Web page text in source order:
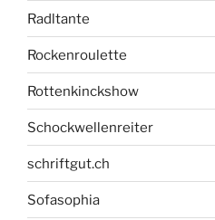
Radltante
Rockenroulette
Rottenkinckshow
Schockwellenreiter
schriftgut.ch
Sofasophia